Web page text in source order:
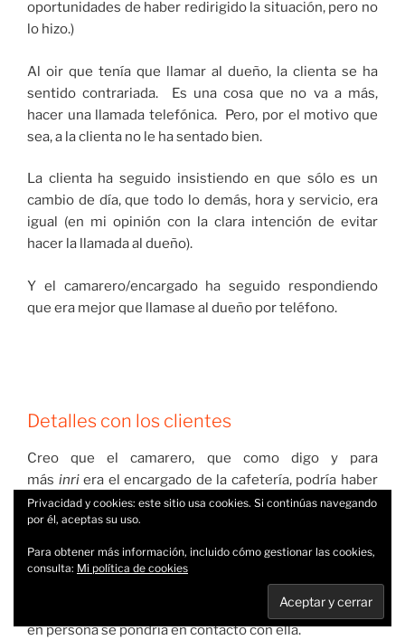
oportunidades de haber redirigido la situación, pero no
lo hizo.)
Al oir que tenía que llamar al dueño, la clienta se ha
sentido contrariada. Es una cosa que no va a más,
hacer una llamada telefónica. Pero, por el motivo que
sea, a la clienta no le ha sentado bien.
La clienta ha seguido insistiendo en que sólo es un
cambio de día, que todo lo demás, hora y servicio, era
igual (en mi opinión con la clara intención de evitar
hacer la llamada al dueño).
Y el camarero/encargado ha seguido respondiendo
que era mejor que llamase al dueño por teléfono.
Detalles con los clientes
Creo que el camarero, que como digo y para
más inriera el encargado de la cafetería, podría haber
hecho algo más para que la clienta se fuese totalmente
satisfecha.
Algo tan simple como esto. Si yo hubiese estado en su
lugar hubiese tomado nota de la petición de la clienta y
le habría dicho que si hubiese algún problema el dueño
en persona se pondría en contacto con ella.
Privacidad y cookies: este sitio usa cookies. Si continúas navegando
por él, aceptas su uso.
Para obtener más información, incluido cómo gestionar las cookies,
consulta: Mi política de cookies